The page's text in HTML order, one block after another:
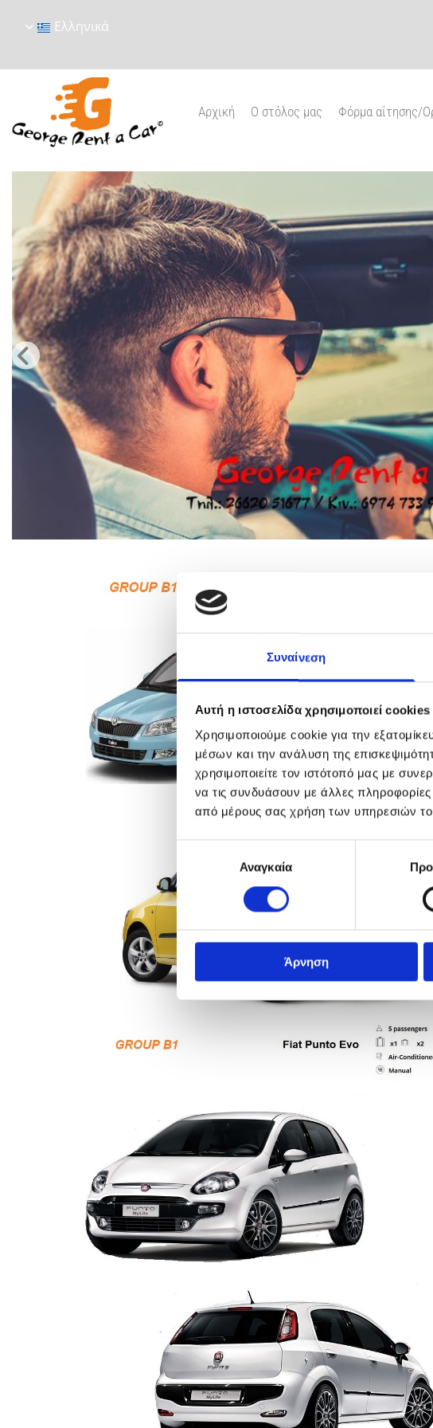
Συναίνεση
Αυτή η ιστοσελίδα χρησιμοποιεί cookies
Χρησιμοποιούμε cookie για την
μέσων και την ανάλυση της
χρησιμοποιείτε τον ιστότοπό μας με
να τις συνδυάσουν με άλλες
από μέρους σας χρήση των υπηρεσιών
συγκατάθεσηςΑναγκαία
Άρνηση
Ελληνικά
Αρχική Ο στόλος μας Φόρμα αίτησης/